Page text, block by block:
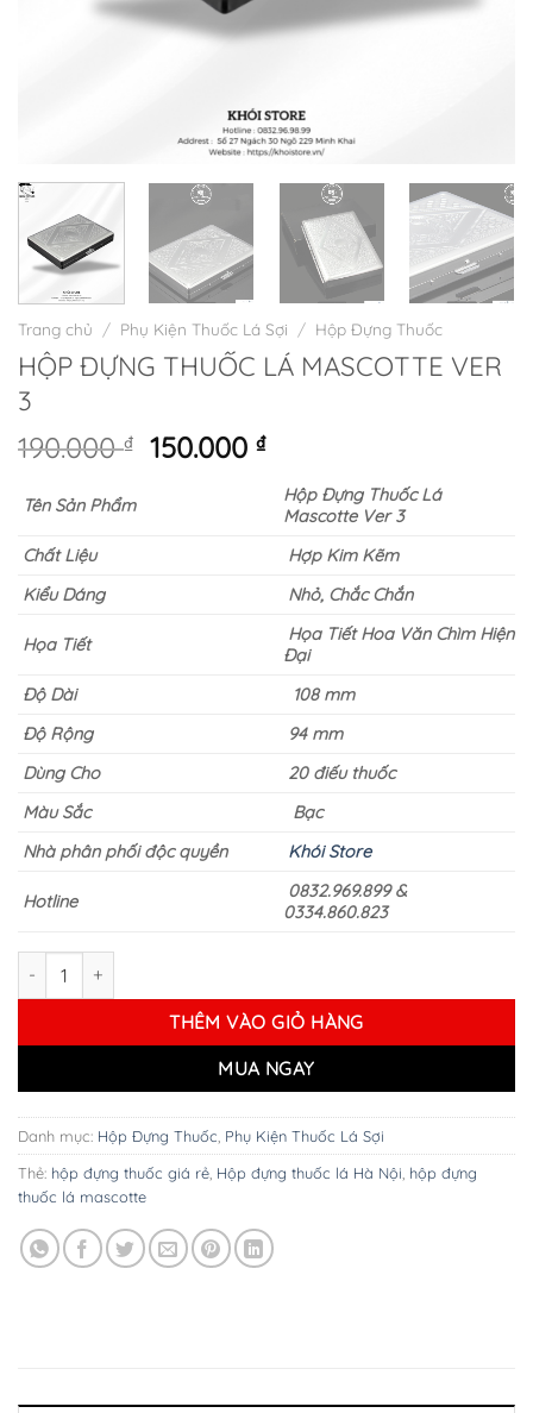
Trang chủ / Phụ Kiện Thuốc Lá Sợi / Hộp Đựng Thuốc
HỘP ĐỰNG THUỐC LÁ MASCOTTE VER
3
190.000₫
Giá
150.000₫Giá
tại
là:
150.000 ₫.
Tên Sản Phẩm
Hộp Đựng Thuốc Lá
Mascotte Ver 3
Chất Liệu
Hợp Kim Kẽm
Kiểu Dáng
Nhỏ, Chắc Chắn
Họa Tiết
Họa Tiết Hoa Văn Chìm Hiện
Đại
Độ Dài
108 mm
Độ Rộng
94 mm
Dùng Cho
20 điếu thuốc
Màu Sắc
Bạc
Nhà phân phối độc quyền
Khói Store
Hotline
0832.969.899 &
0334.860.823
HỘP ĐỰNG THUỐC LÁ MASCOTTE VER 3 số lượng
THÊM VÀO GIỎ HÀNG
MUA NGAY
Danh mục: Hộp Đựng Thuốc Phụ Kiện Thuốc Lá Sợi
Thẻ: hộp đựng thuốc giá rẻ Hộp đựng thuốc lá Hà Nội hộp đựng
thuốc lá mascotte